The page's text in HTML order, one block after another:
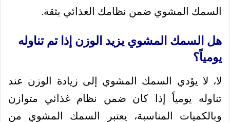
السمك المشوي ضمن نظامك الغذائي بثقة.
هل السمك المشوي يزيد الوزن إذا تم تناوله
يومياً؟
لا، لا يؤدي السمك المشوي إلى زيادة الوزن عند
تناوله يومياً إذا كان ضمن نظام غذائي متوازن
وبالكميات المناسبة، يعتبر السمك المشوي من